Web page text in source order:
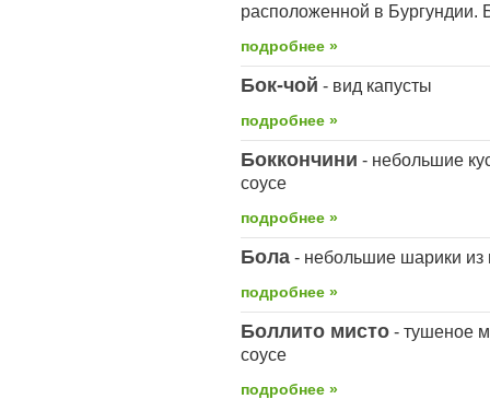
расположенной в
подробнее »
Бок-чой - вид капусты
подробнее »
Боккончини - небольшие
соусе
подробнее »
Бола - небольшие шарики из
подробнее »
Боллито мисто - тушеное
соусе
подробнее »